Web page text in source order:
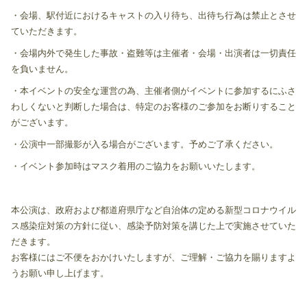
・会場、駅付近におけるキャストの入り待ち、出待ち行為は禁止とさせ
ていただきます。
・会場内外で発生した事故・盗難等は主催者・会場・出演者は一切責任
を負いません。
・本イベントの安全な運営の為、主催者側がイベントに参加するにふさ
わしくないと判断した場合は、特定のお客様のご参加をお断りすること
がございます。
・公演中一部撮影が入る場合がございます。予めご了承ください。
・イベント参加時はマスク着用のご協力をお願いいたします。
本公演は、政府および都道府県庁など自治体の定める新型コロナウイル
ス感染症対策の方針に従い、感染予防対策を講じた上で実施させていた
だきます。
お客様にはご不便をおかけいたしますが、ご理解・ご協力を賜りますよ
うお願い申し上げます。